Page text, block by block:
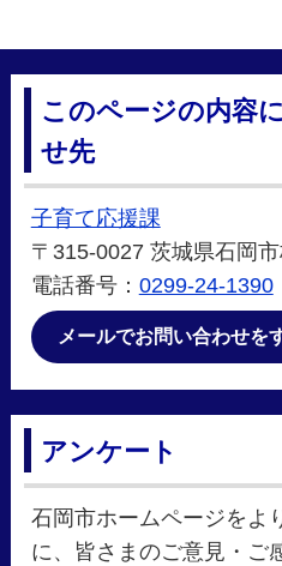
このページの内容
せ先
子育て応援課
〒315-0027 茨城県石岡
電話番号： 0299-24-1390
メールでお問い合わせを
アンケート
石岡市ホームページをよ
に、皆さまのご意見・ご